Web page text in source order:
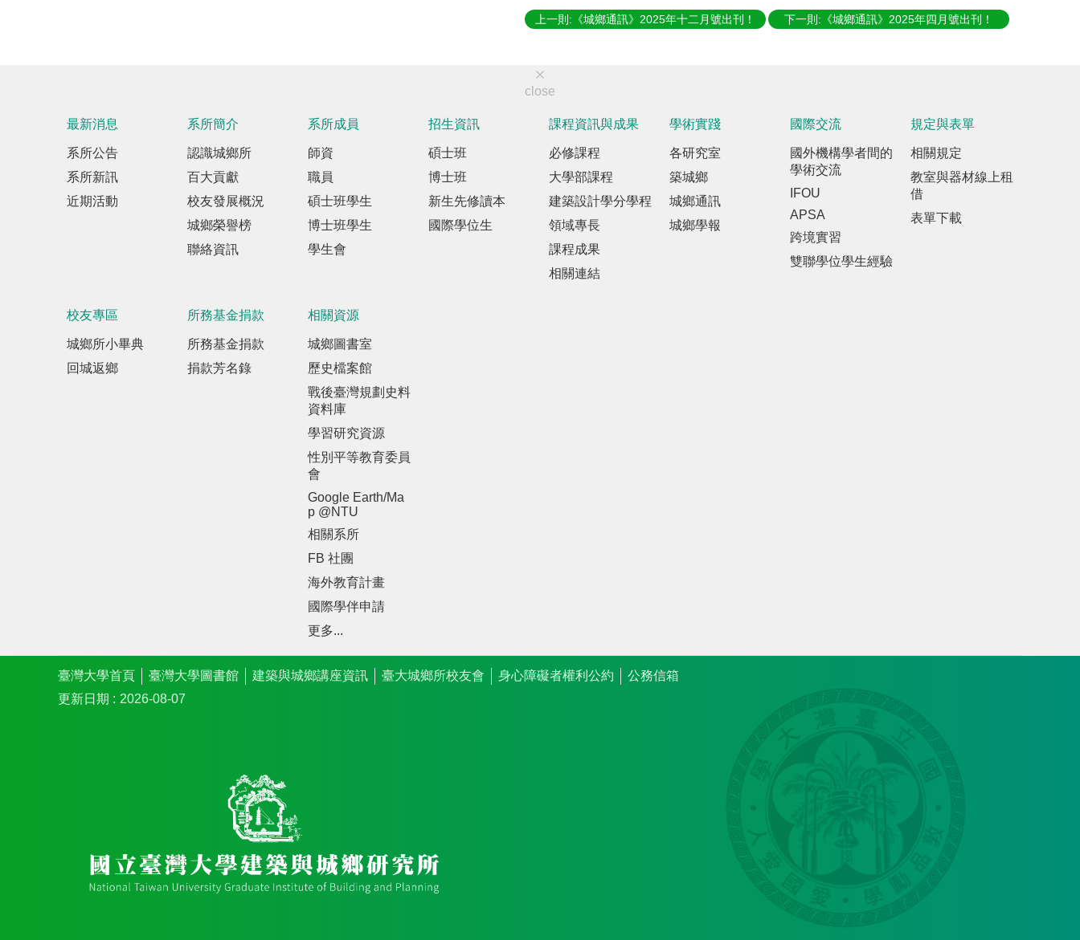
上一則:《城鄉通訊》2025年十二月號出刊！ 下一則:《城鄉通訊》2025年四月號出刊！
close
最新消息
系所公告
系所新訊
近期活動
系所簡介
認識城鄉所
百大貢獻
校友發展概況
城鄉榮譽榜
聯絡資訊
系所成員
師資
職員
碩士班學生
博士班學生
學生會
招生資訊
碩士班
博士班
新生先修讀本
國際學位生
課程資訊與成果
必修課程
大學部課程
建築設計學分學程
領域專長
課程成果
相關連結
學術實踐
各研究室
築城鄉
城鄉通訊
城鄉學報
國際交流
國外機構學者間的
學術交流
IFOU
APSA
跨境實習
雙聯學位學生經驗
規定與表單
相關規定
教室與器材線上租
借
表單下載
校友專區
城鄉所小畢典
回城返鄉
所務基金捐款
所務基金捐款
捐款芳名錄
相關資源
城鄉圖書室
歷史檔案館
戰後臺灣規劃史料
資料庫
學習研究資源
性別平等教育委員
會
Google Earth/Ma
p @NTU
相關系所
FB 社團
海外教育計畫
國際學伴申請
更多...
臺灣大學首頁 臺灣大學圖書館 建築與城鄉講座資訊 臺大城鄉所校友會 身心障礙者權利公約
公務信箱
更新日期
2026-08-07